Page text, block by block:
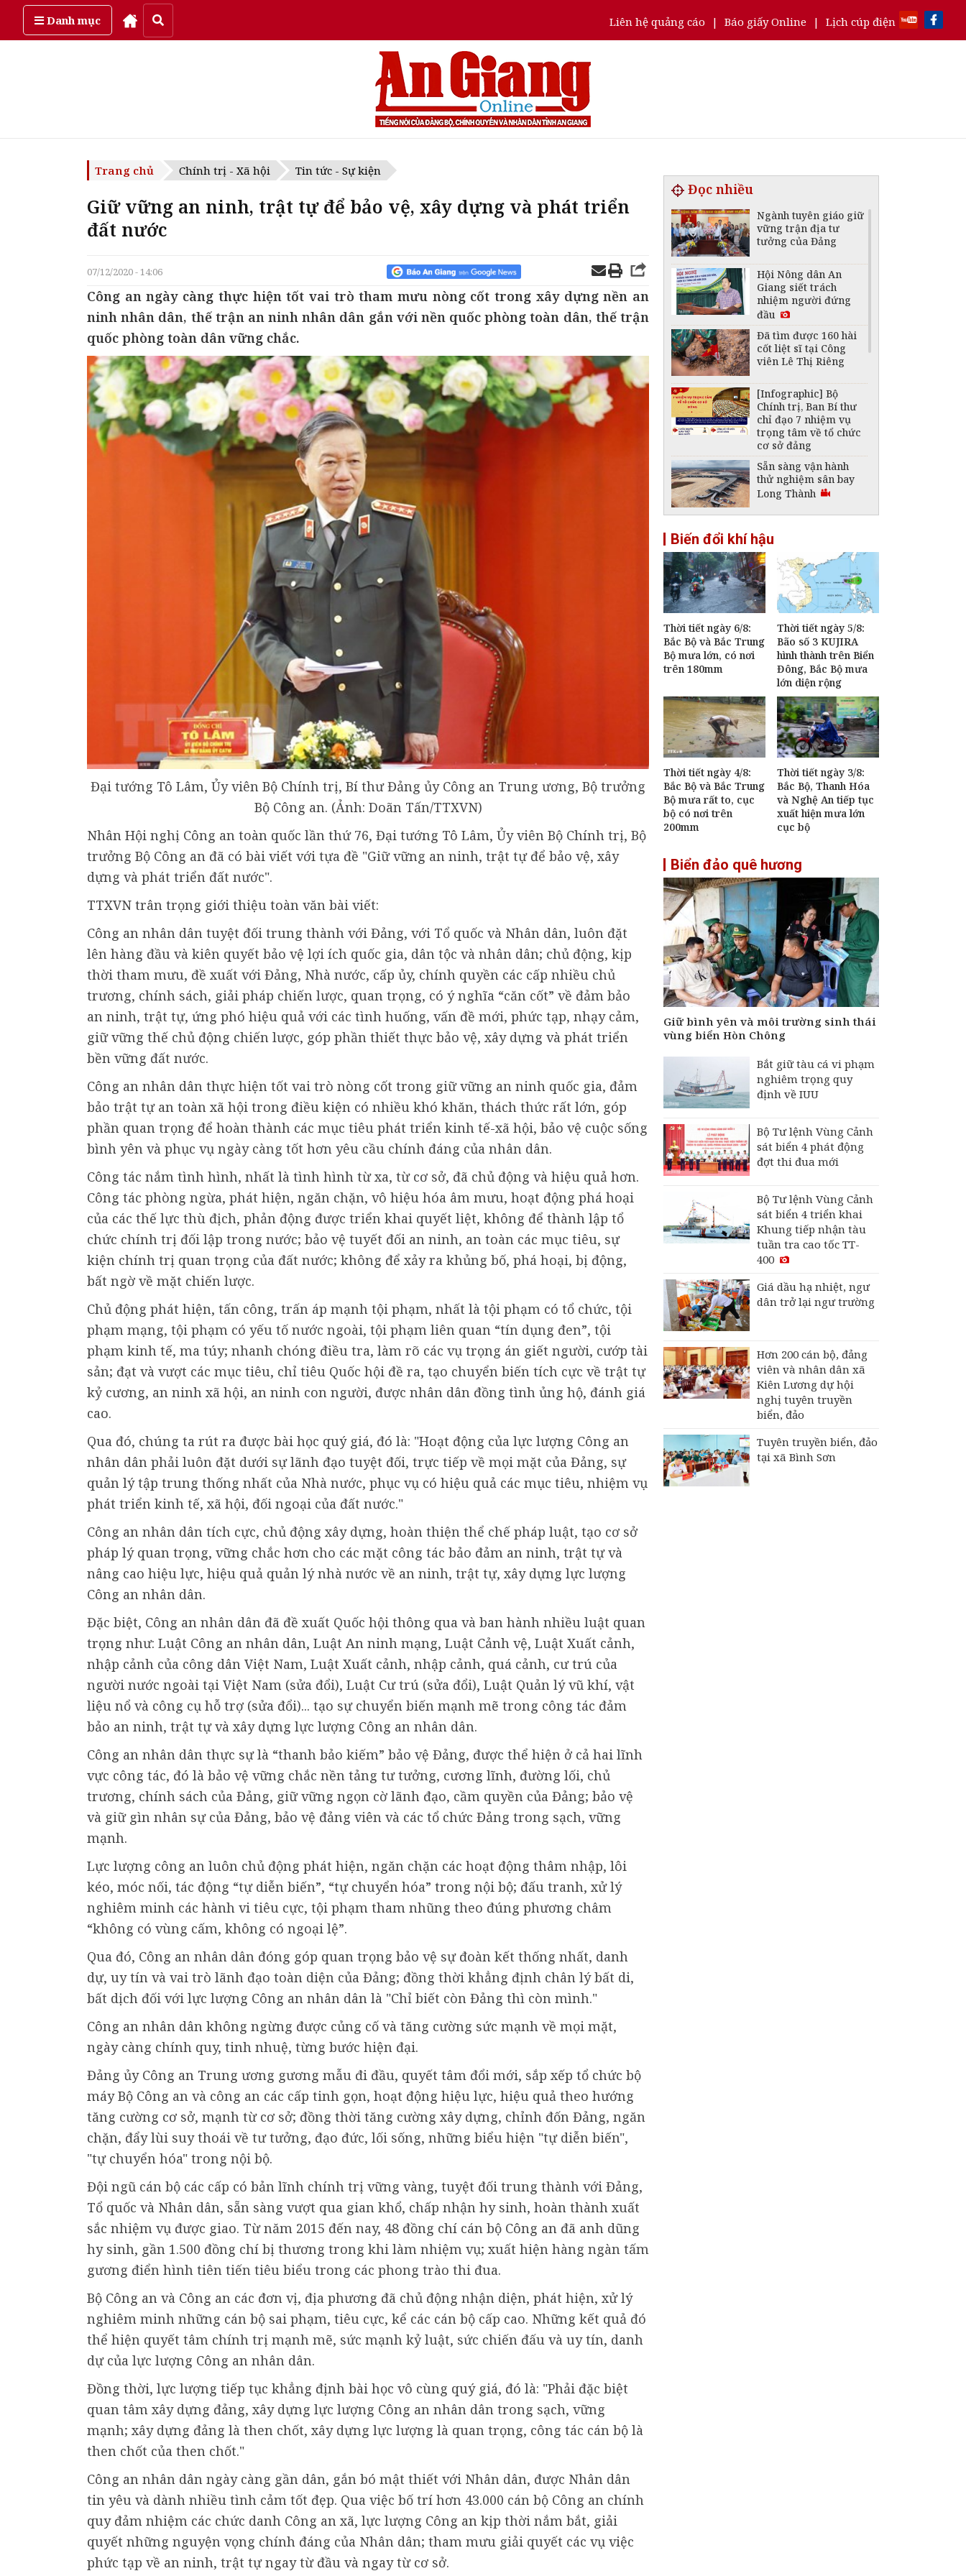
Danh mục Liên hệ quảng cáo | Báo giấy Online | Lịch cúp điện
Thứ năm, ngày 6/08/2026
Trang chủ Chính trị - Xã hội Tin tức - Sự kiện
Giữ vững an ninh, trật tự để bảo vệ, xây dựng và phát triển
đất nước
07/12/2020 - 14:06
Công an ngày càng thực hiện tốt vai trò tham mưu nòng cốt trong xây dựng nền an
ninh nhân dân, thế trận an ninh nhân dân gắn với nền quốc phòng toàn dân, thế trận
quốc phòng toàn dân vững chắc.
Đại tướng Tô Lâm, Ủy viên Bộ Chính trị, Bí thư Đảng ủy Công an Trung ương, Bộ trưởng
Bộ Công an. (Ảnh: Doãn Tấn/TTXVN)
Nhân Hội nghị Công an toàn quốc lần thứ 76, Đại tướng Tô Lâm, Ủy viên Bộ Chính trị, Bộ
trưởng Bộ Công an đã có bài viết với tựa đề "Giữ vững an ninh, trật tự để bảo vệ, xây
dựng và phát triển đất nước".
TTXVN trân trọng giới thiệu toàn văn bài viết:
Công an nhân dân tuyệt đối trung thành với Đảng, với Tổ quốc và Nhân dân, luôn đặt
lên hàng đầu và kiên quyết bảo vệ lợi ích quốc gia, dân tộc và nhân dân; chủ động, kịp
thời tham mưu, đề xuất với Đảng, Nhà nước, cấp ủy, chính quyền các cấp nhiều chủ
trương, chính sách, giải pháp chiến lược, quan trọng, có ý nghĩa “căn cốt” về đảm bảo
an ninh, trật tự, ứng phó hiệu quả với các tình huống, vấn đề mới, phức tạp, nhạy cảm,
giữ vững thế chủ động chiến lược, góp phần thiết thực bảo vệ, xây dựng và phát triển
bền vững đất nước.
Công an nhân dân thực hiện tốt vai trò nòng cốt trong giữ vững an ninh quốc gia, đảm
bảo trật tự an toàn xã hội trong điều kiện có nhiều khó khăn, thách thức rất lớn, góp
phần quan trọng để hoàn thành các mục tiêu phát triển kinh tế-xã hội, bảo vệ cuộc sống
bình yên và phục vụ ngày càng tốt hơn yêu cầu chính đáng của nhân dân.
Công tác nắm tình hình, nhất là tình hình từ xa, từ cơ sở, đã chủ động và hiệu quả hơn.
Công tác phòng ngừa, phát hiện, ngăn chặn, vô hiệu hóa âm mưu, hoạt động phá hoại
của các thế lực thù địch, phản động được triển khai quyết liệt, không để thành lập tổ
chức chính trị đối lập trong nước; bảo vệ tuyết đối an ninh, an toàn các mục tiêu, sự
kiện chính trị quan trọng của đất nước; không để xảy ra khủng bố, phá hoại, bị động,
bất ngờ về mặt chiến lược.
Chủ động phát hiện, tấn công, trấn áp mạnh tội phạm, nhất là tội phạm có tổ chức, tội
phạm mạng, tội phạm có yếu tố nước ngoài, tội phạm liên quan “tín dụng đen”, tội
phạm kinh tế, ma túy; nhanh chóng điều tra, làm rõ các vụ trọng án giết người, cướp tài
sản; đạt và vượt các mục tiêu, chỉ tiêu Quốc hội đề ra, tạo chuyển biến tích cực về trật tự
kỷ cương, an ninh xã hội, an ninh con người, được nhân dân đồng tình ủng hộ, đánh giá
cao.
Qua đó, chúng ta rút ra được bài học quý giá, đó là: "Hoạt động của lực lượng Công an
nhân dân phải luôn đặt dưới sự lãnh đạo tuyệt đối, trực tiếp về mọi mặt của Đảng, sự
quản lý tập trung thống nhất của Nhà nước, phục vụ có hiệu quả các mục tiêu, nhiệm vụ
phát triển kinh tế, xã hội, đối ngoại của đất nước."
Công an nhân dân tích cực, chủ động xây dựng, hoàn thiện thể chế pháp luật, tạo cơ sở
pháp lý quan trọng, vững chắc hơn cho các mặt công tác bảo đảm an ninh, trật tự và
nâng cao hiệu lực, hiệu quả quản lý nhà nước về an ninh, trật tự, xây dựng lực lượng
Công an nhân dân.
Đặc biệt, Công an nhân dân đã đề xuất Quốc hội thông qua và ban hành nhiều luật quan
trọng như: Luật Công an nhân dân, Luật An ninh mạng, Luật Cảnh vệ, Luật Xuất cảnh,
nhập cảnh của công dân Việt Nam, Luật Xuất cảnh, nhập cảnh, quá cảnh, cư trú của
người nước ngoài tại Việt Nam (sửa đổi), Luật Cư trú (sửa đổi), Luật Quản lý vũ khí, vật
liệu nổ và công cụ hỗ trợ (sửa đổi)... tạo sự chuyển biến mạnh mẽ trong công tác đảm
bảo an ninh, trật tự và xây dựng lực lượng Công an nhân dân.
Công an nhân dân thực sự là “thanh bảo kiếm” bảo vệ Đảng, được thể hiện ở cả hai lĩnh
vực công tác, đó là bảo vệ vững chắc nền tảng tư tưởng, cương lĩnh, đường lối, chủ
trương, chính sách của Đảng, giữ vững ngọn cờ lãnh đạo, cầm quyền của Đảng; bảo vệ
và giữ gìn nhân sự của Đảng, bảo vệ đảng viên và các tổ chức Đảng trong sạch, vững
mạnh.
Lực lượng công an luôn chủ động phát hiện, ngăn chặn các hoạt động thâm nhập, lôi
kéo, móc nối, tác động “tự diễn biến”, “tự chuyển hóa” trong nội bộ; đấu tranh, xử lý
nghiêm minh các hành vi tiêu cực, tội phạm tham nhũng theo đúng phương châm
“không có vùng cấm, không có ngoại lệ”.
Qua đó, Công an nhân dân đóng góp quan trọng bảo vệ sự đoàn kết thống nhất, danh
dự, uy tín và vai trò lãnh đạo toàn diện của Đảng; đồng thời khẳng định chân lý bất di,
bất dịch đối với lực lượng Công an nhân dân là "Chỉ biết còn Đảng thì còn mình."
Công an nhân dân không ngừng được củng cố và tăng cường sức mạnh về mọi mặt,
ngày càng chính quy, tinh nhuệ, từng bước hiện đại.
Đảng ủy Công an Trung ương gương mẫu đi đầu, quyết tâm đổi mới, sắp xếp tổ chức bộ
máy Bộ Công an và công an các cấp tinh gọn, hoạt động hiệu lực, hiệu quả theo hướng
tăng cường cơ sở, mạnh từ cơ sở; đồng thời tăng cường xây dựng, chỉnh đốn Đảng, ngăn
chặn, đẩy lùi suy thoái về tư tưởng, đạo đức, lối sống, những biểu hiện "tự diễn biến",
"tự chuyển hóa" trong nội bộ.
Đội ngũ cán bộ các cấp có bản lĩnh chính trị vững vàng, tuyệt đối trung thành với Đảng,
Tổ quốc và Nhân dân, sẵn sàng vượt qua gian khổ, chấp nhận hy sinh, hoàn thành xuất
sắc nhiệm vụ được giao. Từ năm 2015 đến nay, 48 đồng chí cán bộ Công an đã anh dũng
hy sinh, gần 1.500 đồng chí bị thương trong khi làm nhiệm vụ; xuất hiện hàng ngàn tấm
gương điển hình tiên tiến tiêu biểu trong các phong trào thi đua.
Bộ Công an và Công an các đơn vị, địa phương đã chủ động nhận diện, phát hiện, xử lý
nghiêm minh những cán bộ sai phạm, tiêu cực, kể các cán bộ cấp cao. Những kết quả đó
thể hiện quyết tâm chính trị mạnh mẽ, sức mạnh kỷ luật, sức chiến đấu và uy tín, danh
dự của lực lượng Công an nhân dân.
Đồng thời, lực lượng tiếp tục khẳng định bài học vô cùng quý giá, đó là: "Phải đặc biệt
quan tâm xây dựng đảng, xây dựng lực lượng Công an nhân dân trong sạch, vững
mạnh; xây dựng đảng là then chốt, xây dựng lực lượng là quan trọng, công tác cán bộ là
then chốt của then chốt."
Công an nhân dân ngày càng gần dân, gắn bó mật thiết với Nhân dân, được Nhân dân
tin yêu và dành nhiều tình cảm tốt đẹp. Qua việc bố trí hơn 43.000 cán bộ Công an chính
quy đảm nhiệm các chức danh Công an xã, lực lượng Công an kịp thời nắm bắt, giải
quyết những nguyện vọng chính đáng của Nhân dân; tham mưu giải quyết các vụ việc
phức tạp về an ninh, trật tự ngay từ đầu và ngay từ cơ sở.
Đọc nhiều
Ngành tuyên giáo giữ
vững trận địa tư
tưởng của Đảng
Hội Nông dân An
Giang siết trách
nhiệm người đứng
đầu
Đã tìm được 160 hài
cốt liệt sĩ tại Công
viên Lê Thị Riêng
[Infographic] Bộ
Chính trị, Ban Bí thư
chỉ đạo 7 nhiệm vụ
trọng tâm về tổ chức
cơ sở đảng
Sẵn sàng vận hành
thử nghiệm sân bay
Long Thành
Cả nước có mưa dông
trên diện rộng
Xây dựng và phát
triển Việt Nam trở
thành quốc gia biển
mạnh
Nghị quyết 19: Đổi
mới mô hình phát
triển giúp Việt Nam
bứt phá mạnh mẽ
trong kỷ nguyên mới
Đề xuất nhiều cơ chế
đặc thù bảo đảm tiến
độ các dự án phục vụ
APEC 2027
[Infographic] Chương
trình quốc gia về bảo
vệ trẻ em giai đoạn
2026-2030
Biến đổi khí hậu
Thời tiết ngày 6/8:
Bắc Bộ và Bắc Trung
Bộ mưa lớn, có nơi
trên 180mm
Thời tiết ngày 5/8:
Bão số 3 KUJIRA
hình thành trên Biển
Đông, Bắc Bộ mưa
lớn diện rộng
Thời tiết ngày 4/8:
Bắc Bộ và Bắc Trung
Bộ mưa rất to, cục
bộ có nơi trên
200mm
Thời tiết ngày 3/8:
Bắc Bộ, Thanh Hóa
và Nghệ An tiếp tục
xuất hiện mưa lớn
cục bộ
Biển đảo quê hương
Giữ bình yên và môi trường sinh thái
vùng biển Hòn Chông
Bắt giữ tàu cá vi phạm
nghiêm trọng quy
định về IUU
Bộ Tư lệnh Vùng Cảnh
sát biển 4 phát động
đợt thi đua mới
Bộ Tư lệnh Vùng Cảnh
sát biển 4 triển khai
Khung tiếp nhận tàu
tuần tra cao tốc TT-
400
Giá dầu hạ nhiệt, ngư
dân trở lại ngư trường
Hơn 200 cán bộ, đảng
viên và nhân dân xã
Kiên Lương dự hội
nghị tuyên truyền
biển, đảo
Tuyên truyền biển, đảo
tại xã Bình Sơn